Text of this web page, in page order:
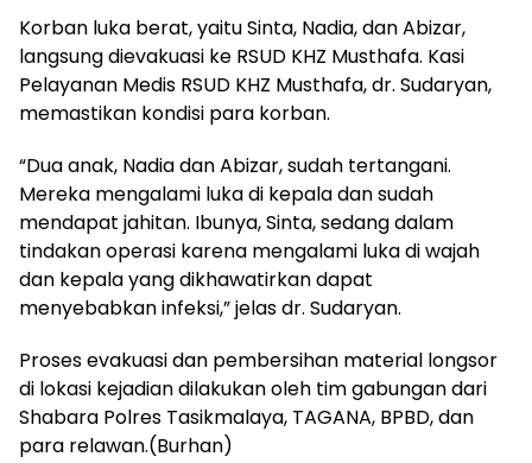
Korban luka berat, yaitu Sinta, Nadia, dan Abizar,
langsung dievakuasi ke RSUD KHZ Musthafa. Kasi
Pelayanan Medis RSUD KHZ Musthafa, dr. Sudaryan,
memastikan kondisi para korban.
“Dua anak, Nadia dan Abizar, sudah tertangani.
Mereka mengalami luka di kepala dan sudah
mendapat jahitan. Ibunya, Sinta, sedang dalam
tindakan operasi karena mengalami luka di wajah
dan kepala yang dikhawatirkan dapat
menyebabkan infeksi,” jelas dr. Sudaryan.
Proses evakuasi dan pembersihan material longsor
di lokasi kejadian dilakukan oleh tim gabungan dari
Shabara Polres Tasikmalaya, TAGANA, BPBD, dan
para relawan.(Burhan)